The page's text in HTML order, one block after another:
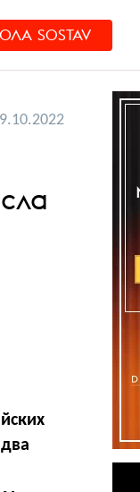
SOSTAV